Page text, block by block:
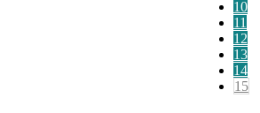
10
11
12
13
14
15